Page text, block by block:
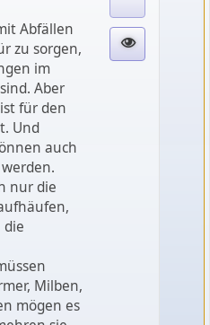
Abfällen
zu sorgen,
im
Aber
für den
Und
auch
nur die
die
Milben,
mögen es